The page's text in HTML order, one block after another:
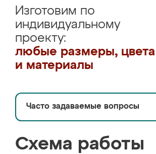
Изготовим по
индивидуальному
проекту:
любые размеры, цвета
и материалы
Часто задаваемые вопросы
Схема работы